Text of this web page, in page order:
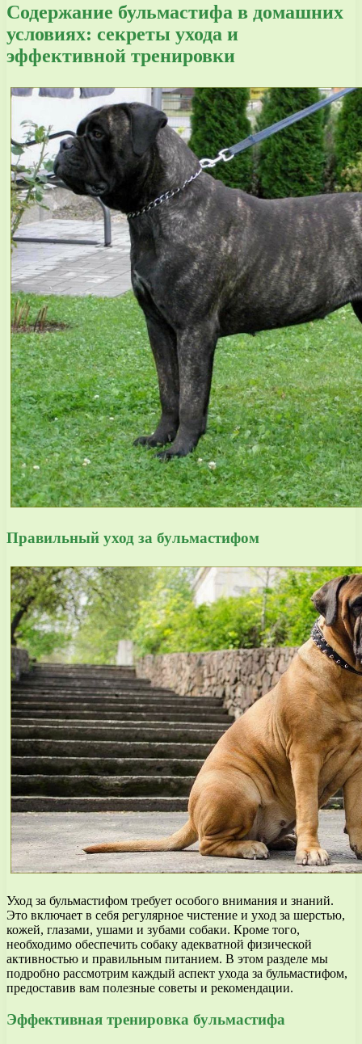
Содержание бульмастифа в домашних
условиях: секреты ухода и
эффективной тренировки
Правильный уход за бульмастифом
Уход за бульмастифом требует особого внимания и знаний.
Это включает в себя регулярное чистение и уход за шерстью,
кожей, глазами, ушами и зубами собаки. Кроме того,
необходимо обеспечить собаку адекватной физической
активностью и правильным питанием. В этом разделе мы
подробно рассмотрим каждый аспект ухода за бульмастифом,
предоставив вам полезные советы и рекомендации.
Эффективная тренировка бульмастифа